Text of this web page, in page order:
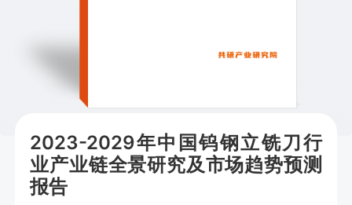
2023-2029年中国钨钢立铣刀行
业产业链全景研究及市场趋势预测
报告